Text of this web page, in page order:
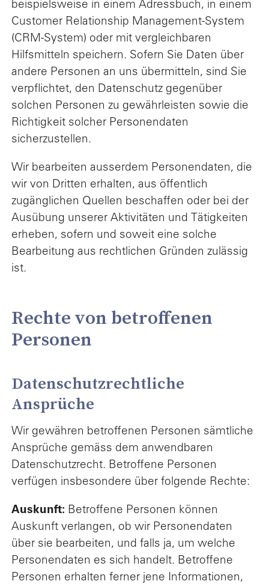
beispielsweise in einem Adressbuch, in einem
Customer Relationship Management-System
(CRM-System) oder mit vergleichbaren
Hilfsmitteln speichern. Sofern Sie Daten über
andere Personen an uns übermitteln, sind Sie
verpflichtet, den Datenschutz gegenüber
solchen Personen zu gewährleisten sowie die
Richtigkeit solcher Personendaten
sicherzustellen.
Wir bearbeiten ausserdem Personendaten, die
wir von Dritten erhalten, aus öffentlich
zugänglichen Quellen beschaffen oder bei der
Ausübung unserer Aktivitäten und Tätigkeiten
erheben, sofern und soweit eine solche
Bearbeitung aus rechtlichen Gründen zulässig
ist.
Rechte von betroffenen
Personen
Datenschutzrechtliche
Ansprüche
Wir gewähren betroffenen Personen sämtliche
Ansprüche gemäss dem anwendbaren
Datenschutzrecht. Betroffene Personen
verfügen insbesondere über folgende Rechte:
Auskunft: Betroffene Personen können
Auskunft verlangen, ob wir Personendaten
über sie bearbeiten, und falls ja, um welche
Personendaten es sich handelt. Betroffene
Personen erhalten ferner jene Informationen,